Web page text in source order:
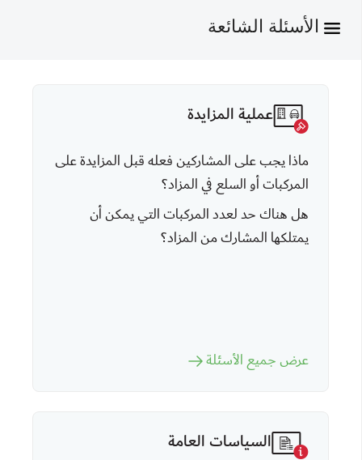
الأسئلة الشائعة
عملية المزايدة
ماذا يجب على المشاركين فعله قبل المزايدة على
المركبات أو السلع في المزاد؟
هل هناك حد لعدد المركبات التي يمكن أن
يمتلكها المشارك من المزاد؟
عرض جميع الأسئلة
السياسات العامة